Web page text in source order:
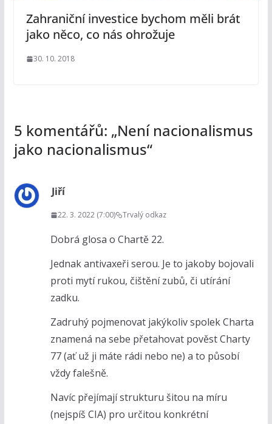
Zahraniční investice bychom měli brát
jako něco, co nás ohrožuje
30. 10. 2018
5 komentářů: „Není nacionalismus
jako nacionalismus“
Jiří
22. 3. 2022 (7:00) Trvalý odkaz
Dobrá glosa o Chartě 22.
Jednak antivaxeři serou. Je to jakoby bojovali
proti mytí rukou, čištění zubů, či utírání
zadku.
Zadruhý pojmenovat jakýkoliv spolek Charta
znamená na sebe přetahovat pověst Charty
77 (ať už ji máte rádi nebo ne) a to působí
vždy falešně.
Navíc přejímají strukturu šitou na míru
(nejspíš CIA) pro určitou konkrétní